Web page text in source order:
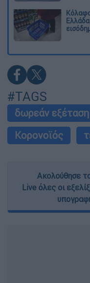
#TAGS
δωρεάν εξέταση
Κορονοϊός
Ακολούθησε
Live όλες οι